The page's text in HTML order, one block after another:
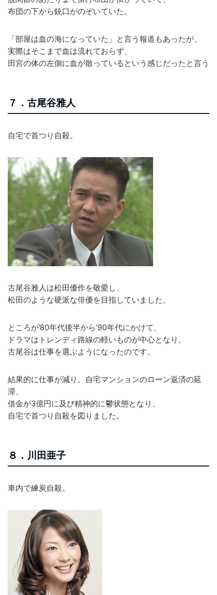
布団の下から銃口がのぞいていた。
「部屋は血の海になっていた」と言う報道もあったが、
実際はそこまで血は流れておらず、
田宮の体の左側に血が散っているという感じだったと言う
７．古尾谷雅人
自宅で首つり自殺。
古尾谷雅人は松田優作を敬愛し、
松田のような硬派な俳優を目指していました。
ところが’80年代後半から’90年代にかけて、
ドラマはトレンディ路線の軽いものが中心となり、
古尾谷は仕事を選ぶようになったのです。
結果的に仕事が減り、自宅マンションのローン返済の延
滞、
借金が3億円に及び精神的に鬱状態となり、
自宅で首つり自殺を図りました。
８．川田亜子
車内で練炭自殺。